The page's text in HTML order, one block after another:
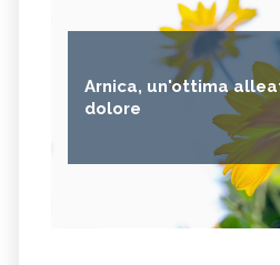
Arnica, un'ottima
dolore